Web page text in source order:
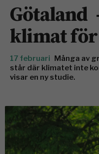
Götaland
klimat
17 februari
Många av
står där klimatet inte
visar en ny studie.